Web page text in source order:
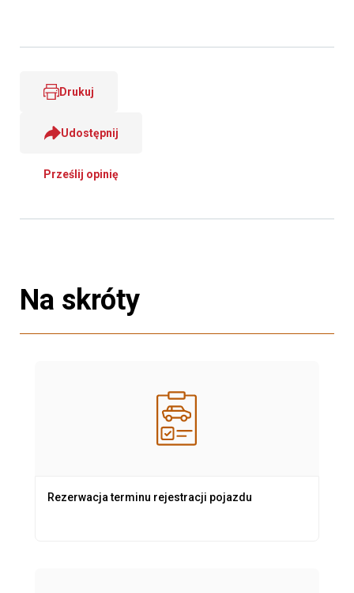
Drukuj
Udostępnij
Prześlij opinię
Na skróty
Rezerwacja terminu rejestracji pojazdu